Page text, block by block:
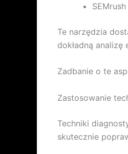
SEMrush
Te narzędzia
dokładną
Zadbanie o te
Zastosowanie
Techniki
skutecznie